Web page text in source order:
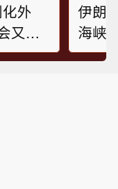
外
又说
伊朗
海峡